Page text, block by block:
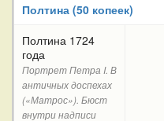
Полтина (50 копеек)
Полтина 1724
года
Портрет Петра I. В
античных доспехах
(«Матрос»). Бюст
внутри надписи